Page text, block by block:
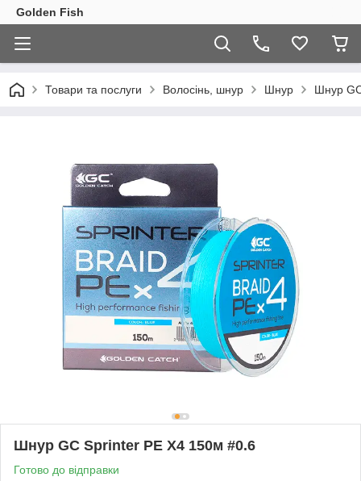
Golden Fish
Товари та послуги Волосінь, шнур Шнур Шнур
Шнур GC Sprinter PE X4 150м #0.6
Готово до відправки